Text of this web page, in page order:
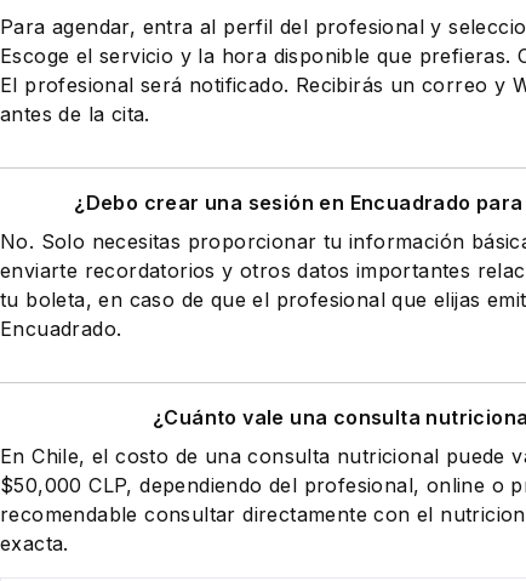
Para agendar, entra al perfil del profesional y
Escoge el servicio y la hora disponible que prefieras.
El profesional será notificado. Recibirás un correo y
antes de la cita.
¿Debo crear una sesión en Encuadrado
No. Solo necesitas proporcionar tu información
enviarte recordatorios y otros datos importantes
tu boleta, en caso de que el profesional que elijas
Encuadrado.
¿Cuánto vale una consulta
En Chile, el costo de una consulta nutricional puede
$50,000 CLP, dependiendo del profesional, online o
recomendable consultar directamente con el
exacta.